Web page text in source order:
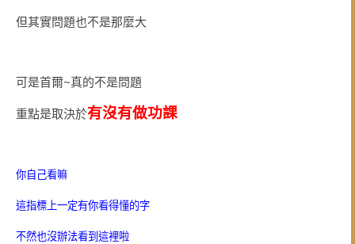
但其實問題也不是那麼大
可是首爾~真的不是問題
重點是取決於有沒有做功課
你自己看嘛
這指標上一定有你看得懂的字
不然也沒辦法看到這裡啦